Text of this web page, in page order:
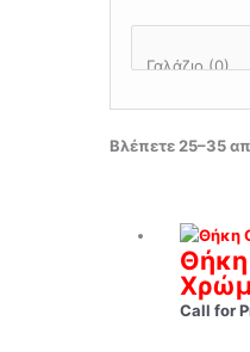
Βλέπετε 25–35
Θήκη
Call for